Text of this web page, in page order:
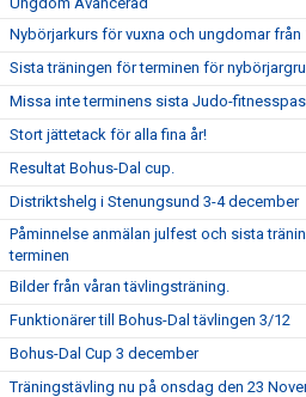
Nybörjarkurs för vuxna och ungdomar från
Sista träningen för terminen för
Missa inte terminens sista Judo-
Stort jättetack för alla fina år!
Resultat Bohus-Dal cup.
Distriktshelg i Stenungsund 3-4 december
Påminnelse anmälan julfest och sista
terminen
Bilder från våran tävlingsträning.
Funktionärer till Bohus-Dal tävlingen 3/12
Bohus-Dal Cup 3 december
Träningstävling nu på onsdag den 23